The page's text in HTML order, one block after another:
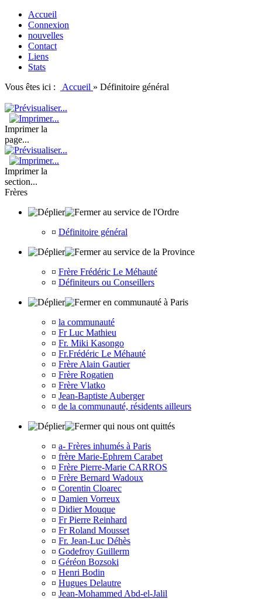
Accueil
Connexion
nouvelles
Contact
Liens
Stats
Vous êtes ici :
Accueil » Définitoire général
Imprimer la
page...
Imprimer la
section...
Frères
au service de l'Ordre
¤ Définitoire général
au service de la Province
¤ Frère Frédéric Le Méhauté
¤ Définiteurs ou Conseillers
en communauté à Paris
¤ la communauté
¤ Fr Luc Mathieu
¤ Fr. Miki Kasongo
¤ Fr.Frédéric Le Méhauté
¤ Frère Alain Gautier
¤ Frère Rogatien
¤ Frère Vlatko
¤ Jean-Baptiste Auberger
¤ de la communauté, résidents ailleurs
qui nous ont quittés
¤ a- Frères inhumés à Paris
¤ frère Marie-Ephrem Carabet
¤ Frère Pierre-Marie CARROS
¤ Frère Bernard Wadoux
¤ Corentin Cloarec
¤ Damien Vorreux
¤ Didier Mouque
¤ Fr Pierre Reinhard
¤ Fr Roland Mousset
¤ Fr. Jean-Luc Déhès
¤ Godefroy Guillerm
¤ Géréon Bozsoki
¤ Henri Bodin
¤ Hugues Delautre
¤ Jean-Mohammed Abd-el-Jalil